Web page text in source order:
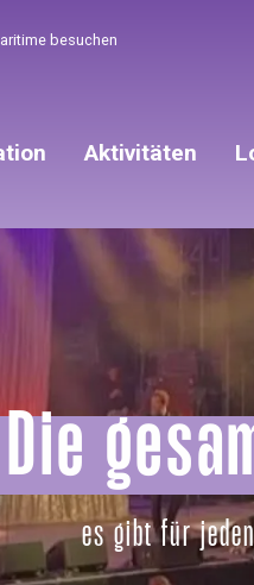
besuchen
Aktivitäten
Die
es gibt für